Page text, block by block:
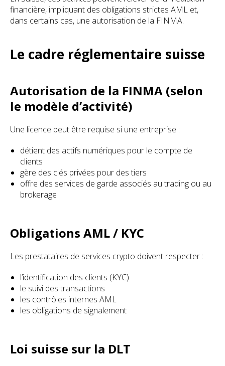
financière, impliquant des obligations strictes AML et,
dans certains cas, une autorisation de la FINMA.
Le cadre réglementaire suisse
Autorisation de la FINMA (selon
le modèle d’activité)
Une licence peut être requise si une entreprise :
détient des actifs numériques pour le compte de
clients
gère des clés privées pour des tiers
offre des services de garde associés au trading ou au
brokerage
Obligations AML / KYC
Les prestataires de services crypto doivent respecter :
l’identification des clients (KYC)
le suivi des transactions
les contrôles internes AML
les obligations de signalement
Loi suisse sur la DLT